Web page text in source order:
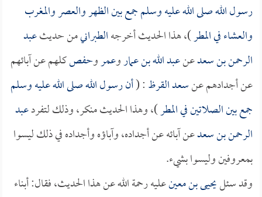
رسول الله صلى الله عليه وسلم جمع بين الظهر والعصر والمغرب
والعشاء في المطر)، هذا الحديث أخرجهالطبرانيمن حديثعبد
الرحمن بن سعدعنعبد الله بن عماروعمروحفصكلهم عن آبائهم
عن أجدادهم عنسعد القرظ: (أن رسول الله صلى الله عليه وسلم
جمع بين الصلاتين في المطر)، وهذا الحديث منكر، وذلك لتفردعبد
الرحمن بن سعدعن آبائه عن أجداده، وآباؤه وأجداده في ذلك ليسوا
بمعروفين وليسوا بشيء.
وقد سئليحيى بن معينعليه رحمة الله عن هذا الحديث، فقال: أبناء